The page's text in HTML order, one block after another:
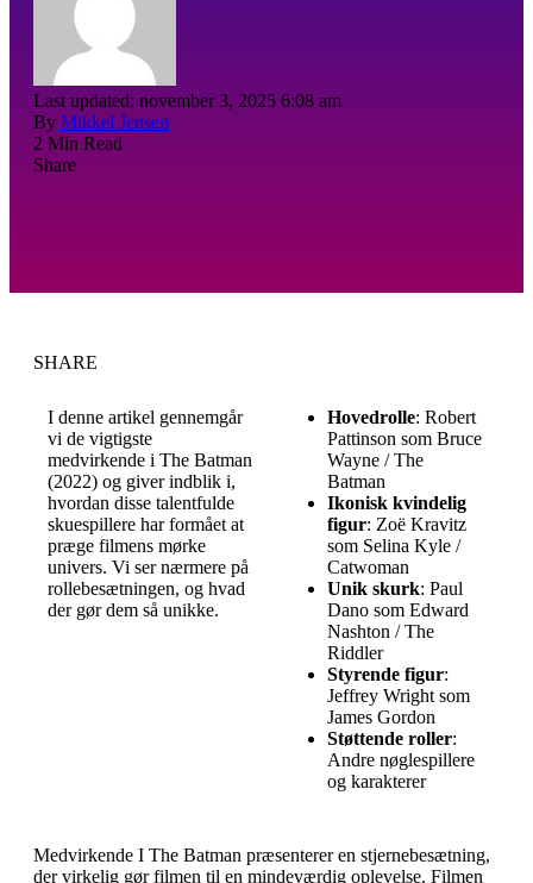
Last updated: november 3, 2025 6:08 am
By Mikkel Jensen
2 Min Read
Share
SHARE
I denne artikel gennemgår
vi de vigtigste
medvirkende i The Batman
(2022) og giver indblik i,
hvordan disse talentfulde
skuespillere har formået at
præge filmens mørke
univers. Vi ser nærmere på
rollebesætningen, og hvad
der gør dem så unikke.
Hovedrolle: Robert
Pattinson som Bruce
Wayne / The
Batman
Ikonisk kvindelig
figur: Zoë Kravitz
som Selina Kyle /
Catwoman
Unik skurk: Paul
Dano som Edward
Nashton / The
Riddler
Styrende figur:
Jeffrey Wright som
James Gordon
Støttende roller:
Andre nøglespillere
og karakterer
Medvirkende I The Batman præsenterer en stjernebesætning,
der virkelig gør filmen til en mindeværdig oplevelse. Filmen